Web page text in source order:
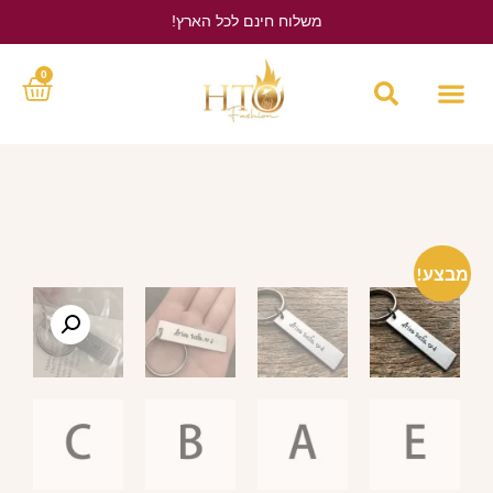
משלוח חינם לכל הארץ!
0
מבצע!